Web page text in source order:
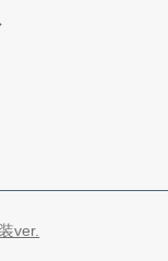
ver.